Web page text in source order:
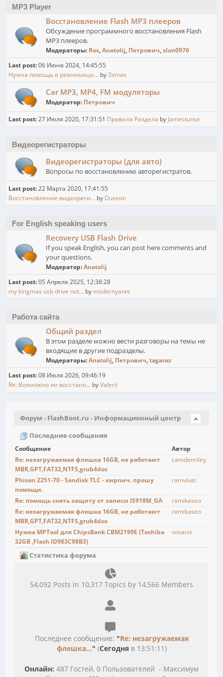
MP3 Player
Восстановление Flash MP3 плееров
Обсуждение программного восстановления Flash
MP3 плееров.
Модераторы: Ros,Anatolij, Петрович,slon0976
Last post:06 Июня 2024, 14:45:55
Нужна помощь в реанимаци... by3xmax
Car MP3, MP4, FM модуляторы
Модератор: Петрович
Last post:27 Июля 2020, 17:31:51 Правила Раздела by Jamestunse
Видеорегистраторы
Видеорегистраторы (для авто)
Вопросы по восстановлению авторегистратов.
Last post:22 Марта 2020, 17:41:55
Восстановление видеореги... by Duseon
For English speaking users
Recovery USB Flash Drive
If you speak English, you can post here comments and
your questions.
Модератор:Anatolij
Last post:05 Апреля 2025, 12:38:28
my kingmax usb drive not... by modernyanni
Работа сайта
Общий раздел
В этом разделе можно вести разговоры на темы не
входящие в другие подразделы.
Модераторы:Anatolij, Петрович,tagaraz
Last post:08 Июля 2026, 09:46:19
Re: Возможно ли восстано... byValerii
Форум - FlashBoot.ru - Информационный центр
Последние сообщения
Сообщение
Автор
Re: незагружаемая флешка 16GB, не работают
MBR,GPT,FAT32,NTFS,grub4dos
camdenriley
Phison 2251-70 - Sandisk TLC - кирпич. прошу
помощи.
ramvivat
Re: помощь снять защиту от записи IS918M_GA
ramikaseo
Re: незагружаемая флешка 16GB, не работают
MBR,GPT,FAT32,NTFS,grub4dos
ramikaseo
Нужна MPTool для ChipsBank CBM2199E (Toshiba
32GB ,Flash ID983C98B3)
vovanis
Статистика форума
54,092 Posts in 10,317 Topics by 14,566 Members
Последнее сообщение: "Re: незагружаемая
флешка..." (Сегодняв 13:51:11)
Онлайн: 487 Гостей, 0 Пользователей - Максимум